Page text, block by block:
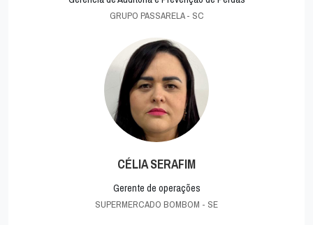
GRUPO PASSARELA - SC
CÉLIA SERAFIM
Gerente de operações
SUPERMERCADO BOMBOM - SE